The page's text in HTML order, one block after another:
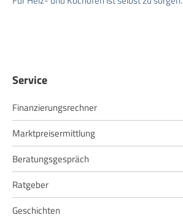
Service
Finanzierungsrechner
Marktpreisermittlung
Beratungsgespräch
Ratgeber
Geschichten